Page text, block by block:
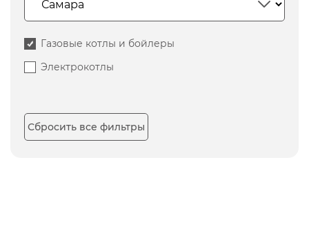
Газовые котлы и бойлеры
Электрокотлы
Сбросить все фильтры